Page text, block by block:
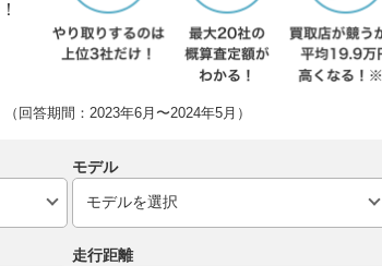
回答期間：2023年6月〜2024年5月）
モデル
走行距離